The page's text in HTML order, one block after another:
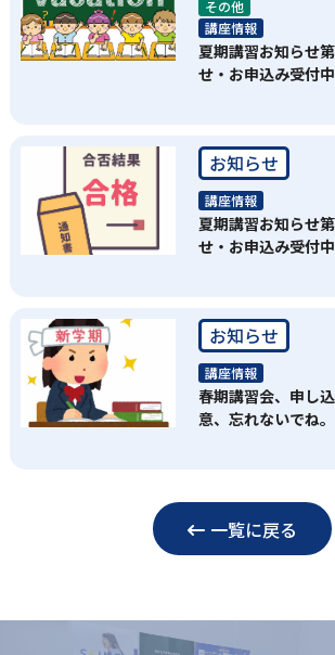
その他
講座情報
夏期講習お知らせ
せ・お申込み受付
お知らせ
講座情報
夏期講習お知らせ
せ・お申込み受付
お知らせ
講座情報
春期講習会、申し
意、忘れないでね。
一覧に戻る